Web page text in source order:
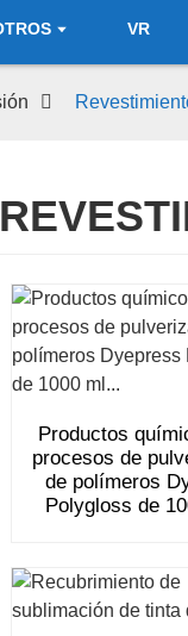
VR
Productos
procesos de
de polímeros
Polygloss de